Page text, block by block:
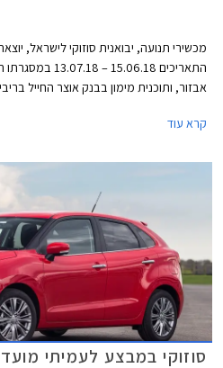
מכשירי תנועה, יבואנית סוזוקי לישראל,
התאריכים
אבזור, ותוכנית מימון בבנק אוצר החייל
והנחה בגובה 20% ברכישת אבזור בהתקנה מקומית.
קרא עוד
סוזוקי במבצע לעמיתי מועדון